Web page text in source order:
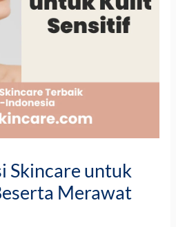
Skincare untuk
Merawat